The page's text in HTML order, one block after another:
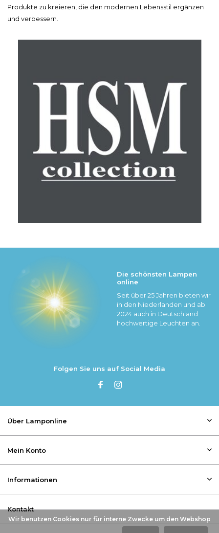
Produkte zu kreieren, die den modernen Lebensstil ergänzen
und verbessern.
Die schönsten Lampen
online
Seit über 25 Jahren bieten wir
in den Niederlanden und ab
2024 auch in Deutschland
hochwertige Leuchten an.
Folgen Sie uns auf Social Media
Über Lamponline
Mein Konto
Informationen
Kontakt
Wir benutzen Cookies nur für interne Zwecke um den Webshop